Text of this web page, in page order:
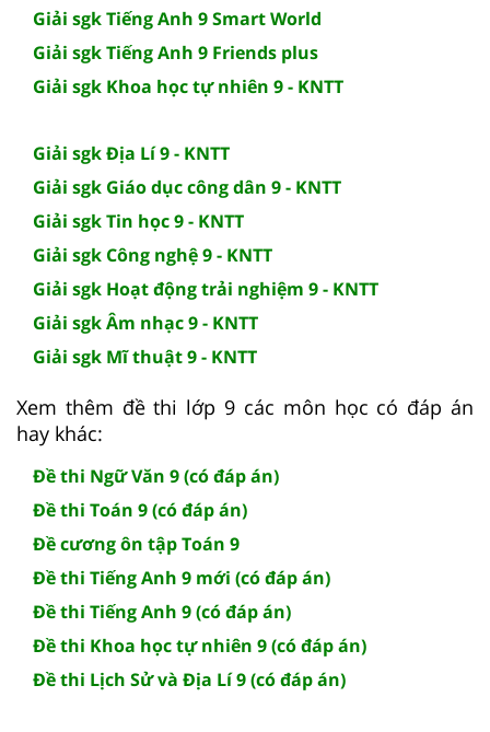
Giải sgk Tiếng Anh 9 Smart World
Giải sgk Tiếng Anh 9 Friends plus
Giải sgk Khoa học tự nhiên 9 - KNTT
Giải sgk Địa Lí 9 - KNTT
Giải sgk Giáo dục công dân 9 - KNTT
Giải sgk Tin học 9 - KNTT
Giải sgk Công nghệ 9 - KNTT
Giải sgk Hoạt động trải nghiệm 9 - KNTT
Giải sgk Âm nhạc 9 - KNTT
Giải sgk Mĩ thuật 9 - KNTT
Xem thêm đề thi lớp 9 các môn học có đáp án
hay khác:
Đề thi Ngữ Văn 9 (có đáp án)
Đề thi Toán 9 (có đáp án)
Đề cương ôn tập Toán 9
Đề thi Tiếng Anh 9 mới (có đáp án)
Đề thi Tiếng Anh 9 (có đáp án)
Đề thi Khoa học tự nhiên 9 (có đáp án)
Đề thi Lịch Sử và Địa Lí 9 (có đáp án)